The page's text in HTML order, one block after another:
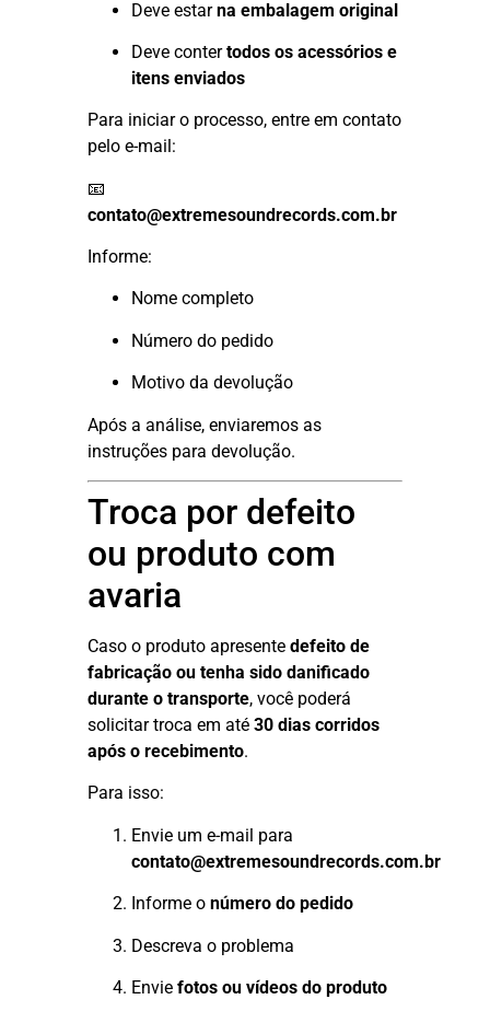
Deve estarna embalagem original
Deve contertodos os acessórios e
itens enviados
Para iniciar o processo, entre em contato
pelo e-mail:
📧
contato@extremesoundrecords.com.br
Informe:
Nome completo
Número do pedido
Motivo da devolução
Após a análise, enviaremos as
instruções para devolução.
Troca por defeito
ou produto com
avaria
Caso o produto apresente defeito de
fabricação ou tenha sido danificado
durante o transporte, você poderá
solicitar troca em até 30 dias corridos
após o recebimento.
Para isso:
Envie um e-mail para
contato@extremesoundrecords.com.br
Informe o número do pedido
Descreva o problema
Envie fotos ou vídeos do produto